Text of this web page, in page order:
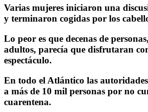
Varias mujeres iniciaron una
y terminaron cogidas por los
Lo peor es que decenas de
adultos, parecía que disfrutaran
espectáculo.
En todo el Atlántico las
a más de 10 mil personas por no
cuarentena.